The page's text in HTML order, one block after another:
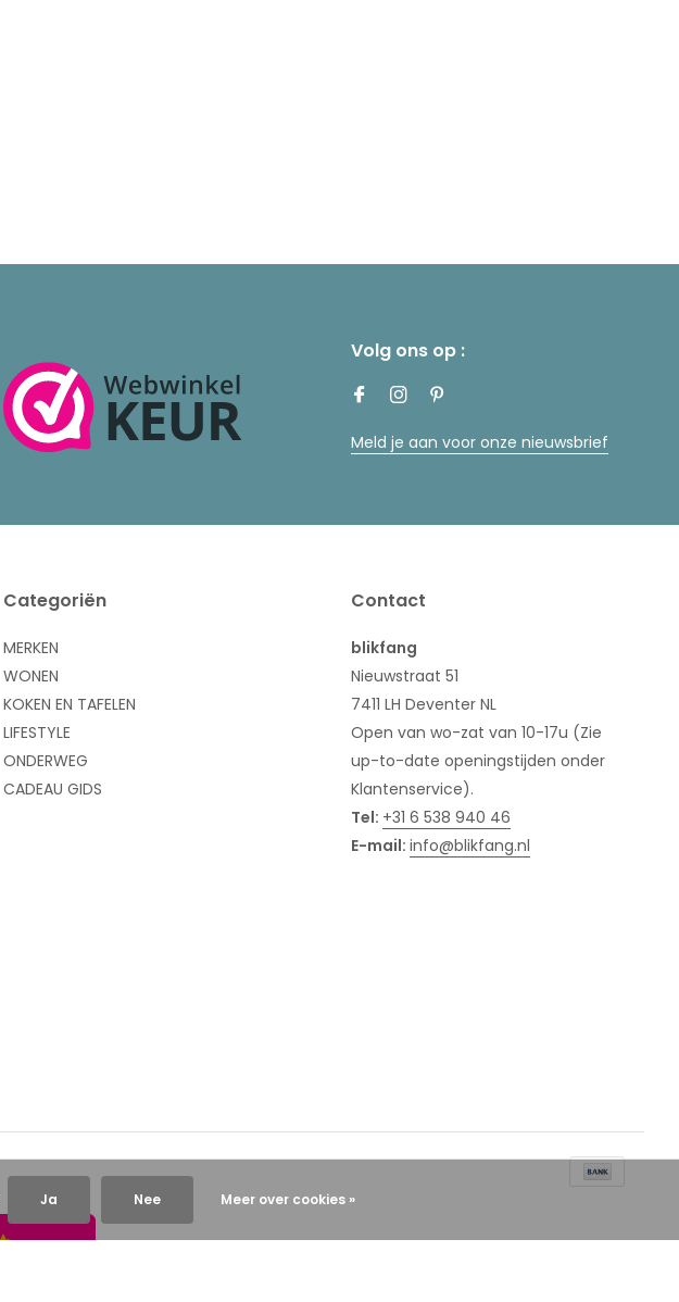
Volg ons op :
Meld je aan voor onze nieuwsbrief
Categoriën
MERKEN
WONEN
KOKEN EN TAFELEN
LIFESTYLE
ONDERWEG
CADEAU GIDS
Contact
blikfang
Nieuwstraat 51
7411 LH Deventer NL
Open van wo-zat van 10-17u (Zie
up-to-date openingstijden onder
Klantenservice).
Tel: +31 6 538 940 46
E-mail: info@blikfang.nl
Ja Nee Meer over cookies »